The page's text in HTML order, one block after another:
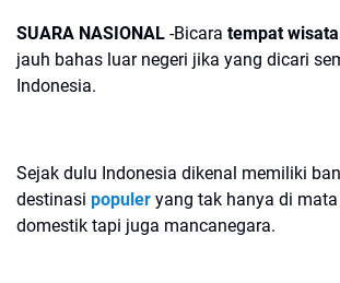
SUARA NASIONAL -Bicara tempat wisata
jauh bahas luar negeri jika yang dicari
Indonesia.
Sejak dulu Indonesia dikenal memiliki
destinasi populer yang tak hanya di
domestik tapi juga mancanegara.